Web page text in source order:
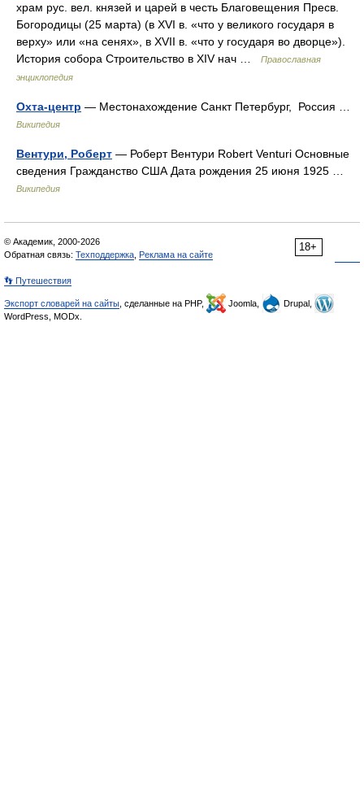
храм рус. вел. князей и царей в честь Благовещения Пресв.
Богородицы (25 марта) (в XVI в. «что у великого государя в
верху» или «на сенях», в XVII в. «что у государя во дворце»).
История собора Строительство в XIV нач …
Православная
энциклопедия
Охта-центр — Местонахождение Санкт Петербург, Россия …
Википедия
Вентури, Роберт — Роберт Вентури Robert Venturi Основные
сведения Гражданство США Дата рождения 25 июня 1925 …
Википедия
18+
© Академик, 2000-2026
Обратная связь: Техподдержка Реклама на сайте
👣 Путешествия
Экспорт словарей на сайты , сделанные на PHP, Joomla,
Drupal,
WordPress, MODx.